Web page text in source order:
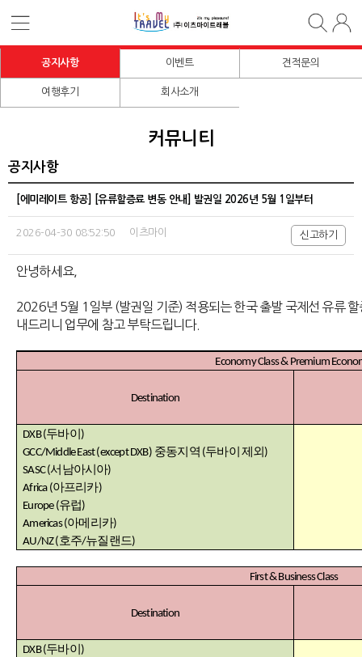
공지사항 이벤트 견적문의
여행후기 회사소개
커뮤니티
공지사항
[에미레이트 항공] [유류할증료 변동 안내] 발권일 2026년 5월 1일부터
2026-04-30 08:52:50 이츠마이 신고하기
안녕하세요,
2026년 5월 1일부 (발권일 기준) 적용되는 한국 출발 국제선 유류
내드리니 업무에 참고 부탁드립니다.
Economy Class & Premium
Destination
DXB(두바이 )
GCC/Middle East (except DXB) 중동지역 (두바이 제외)
SASC(서남아시아)
Africa(아프리카)
Europe(유럽)
Americas(아메리카)
AU/NZ(호주/뉴질랜드)
First & Business Class
Destination
DXB(두바이 )